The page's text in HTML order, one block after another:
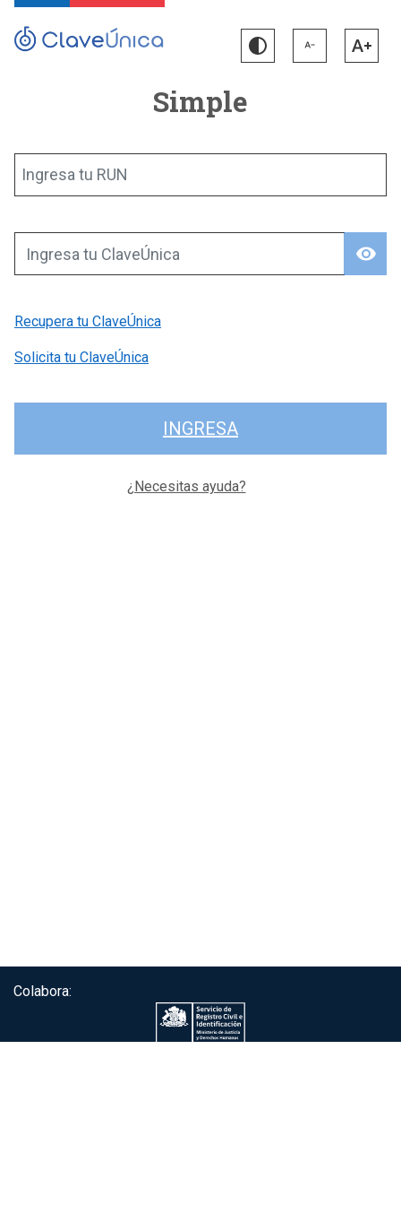
Simple
Ingresa tu RUN
visibility
Ingresa tu ClaveÚnica
Recupera tu ClaveÚnica
Solicita tu ClaveÚnica
INGRESA
¿Necesitas ayuda?
Colabora: